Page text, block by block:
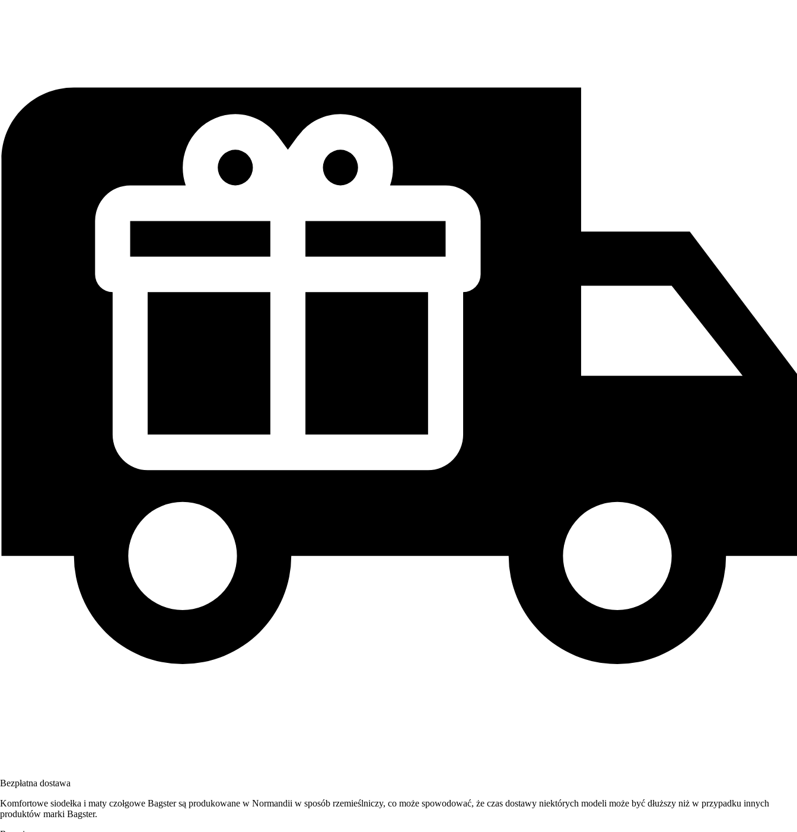
Bezpłatna dostawa
Komfortowe siodełka i maty czołgowe Bagster są produkowane w Normandii w sposób rzemieślniczy, co może spowodować, że czas dostawy niektórych modeli może być dłuższy niż w przypadku innych
produktów marki Bagster.